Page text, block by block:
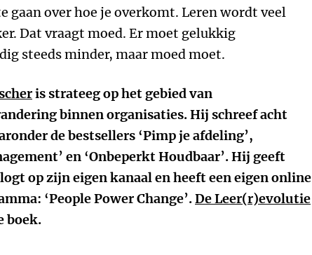
gaan over hoe je overkomt. Leren wordt veel
Dat vraagt moed. Er moet gelukkig
steeds minder, maar moed moet.
is strateeg op het gebied van
binnen organisaties. Hij schreef acht
de bestsellers ‘Pimp je afdeling’,
en ‘Onbeperkt Houdbaar’. Hij geeft
op zijn eigen kanaal en heeft een eigen online
‘People Power Change’.De Leer(r)evolutie
boek.